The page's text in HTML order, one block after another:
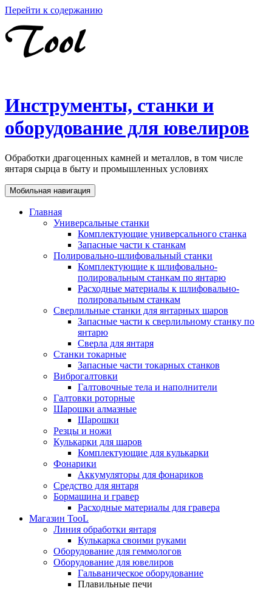
Перейти к содержанию
Инструменты, станки и
оборудование для ювелиров
Обработки драгоценных камней и металлов, в том числе
янтаря сырца в быту и промышленных условиях
Мобильная навигация
Главная
Универсальные станки
Комплектующие универсального станка
Запасные части к станкам
Полировально-шлифовальный станки
Комплектующие к шлифовально-
полировальным станкам по янтарю
Расходные материалы к шлифовально-
полировальным станкам
Сверлильные станки для янтарных шаров
Запасные части к сверлильному станку по
янтарю
Сверла для янтаря
Станки токарные
Запасные части токарных станков
Виброгалтовки
Галтовочные тела и наполнители
Галтовки роторные
Шарошки алмазные
Шарошки
Резцы и ножи
Кулькарки для шаров
Комплектующие для кулькарки
Фонарики
Аккумуляторы для фонариков
Средство для янтаря
Бормашина и гравер
Расходные материалы для гравера
Магазин TooL
Линия обработки янтаря
Кулькарка своими руками
Оборудование для геммологов
Оборудование для ювелиров
Гальваническое оборудование
Плавильные печи